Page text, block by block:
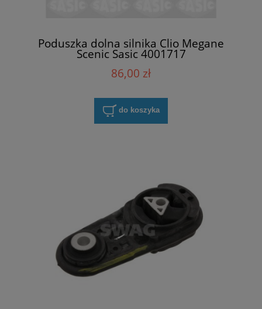
Poduszka dolna silnika Clio Megane
Scenic Sasic 4001717
86,00 zł
do koszyka